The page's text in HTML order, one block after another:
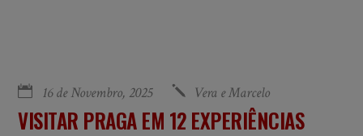
16 de Novembro, 2025 Vera e Marcelo
VISITAR PRAGA EM 12 EXPERIÊNCIAS